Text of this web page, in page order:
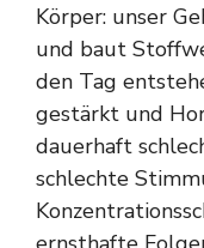
Körper: unser
und baut
den Tag
gestärkt und
dauerhaft
schlechte